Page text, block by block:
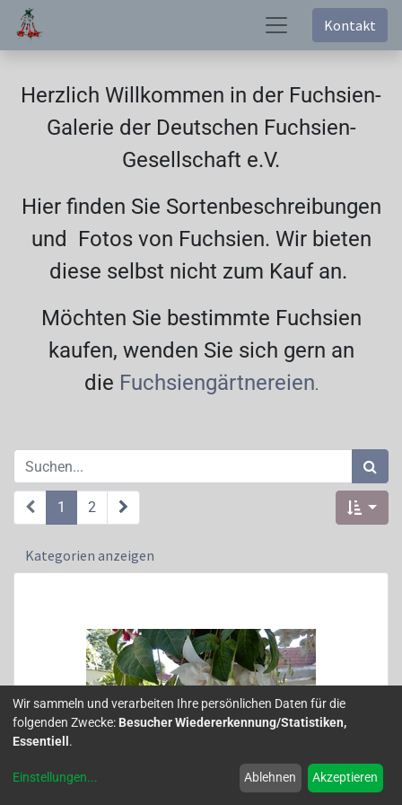
Kontakt
Herzlich Willkommen in der Fuchsien-
Galerie der Deutschen Fuchsien-
Gesellschaft e.V.
Hier finden Sie Sortenbeschreibungen
und Fotos von Fuchsien. Wir bieten
diese selbst nicht zum Kauf an.
Möchten Sie bestimmte Fuchsien
kaufen, wenden Sie sich gern an
die Fuchsiengärtnereien.
1 2
Kategorien anzeigen
Wir sammeln und verarbeiten Ihre persönlichen Daten für die
folgenden Zwecke: Besucher Wiedererkennung/Statistiken,
Essentiell .
Einstellungen... Ablehnen Akzeptieren